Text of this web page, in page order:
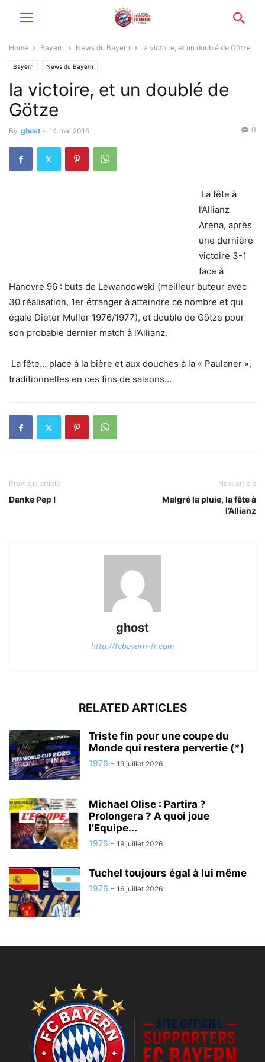
Home Bayern News du Bayern la victoire, et un doublé de Götze
Bayern News du Bayern
la victoire, et un doublé de
Götze
By ghost - 14 mai 2016 0
La fête à
l’Allianz
Arena, après
une dernière
victoire 3-1
face à
Hanovre 96 : buts de Lewandowski (meilleur buteur avec
30 réalisation, 1er étranger à atteindre ce nombre et qui
égale Dieter Muller 1976/1977), et double de Götze pour
son probable dernier match à l’Allianz.
La fête… place à la bière et aux douches à la « Paulaner »,
traditionnelles en ces fins de saisons…
Previous article
Danke Pep !
Next article
Malgré la pluie, la fête à
l’Allianz
ghost
http://fcbayern-fr.com
RELATED ARTICLES
Triste fin pour une coupe du
Monde qui restera pervertie (*)
1976 - 19 juillet 2026
Michael Olise : Partira ?
Prolongera ? A quoi joue
l’Equipe...
1976 - 19 juillet 2026
Tuchel toujours égal à lui même
1976 - 16 juillet 2026